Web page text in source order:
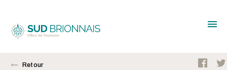
Retour